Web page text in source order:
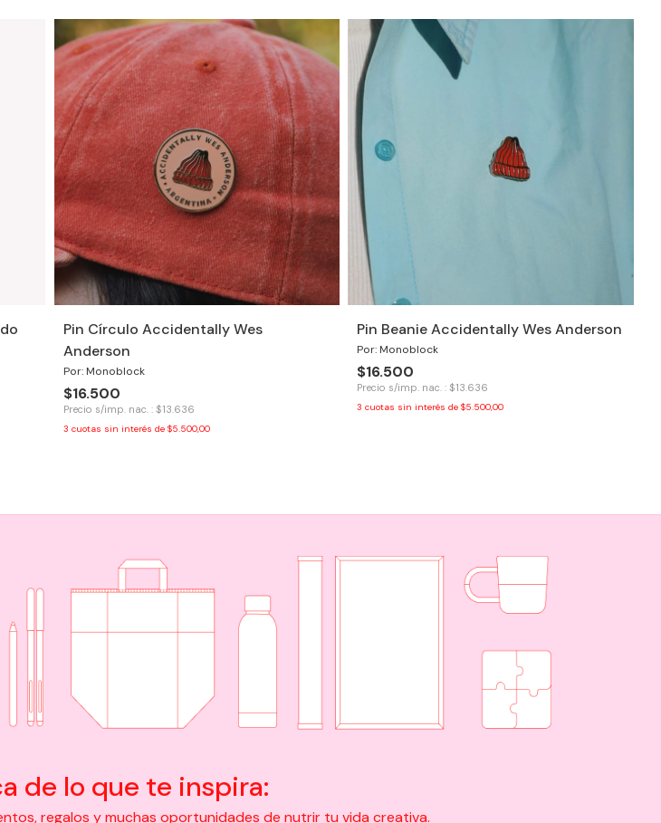
Pin Círculo Accidentally Wes
Anderson
Por: Monoblock
$16.500
Precio s/imp. nac. : $13.636
3 cuotas sin interés de $5.500,00
Pin Beanie Accidentally Wes Anderson
Por: Monoblock
$16.500
Precio s/imp. nac. : $13.636
3 cuotas sin interés de$5.500,00
de lo que te inspira:
regalos y muchas oportunidades de nutrir tu vida creativa.